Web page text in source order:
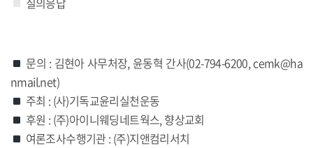
문의 : 김현아 사무처장, 윤동혁 간사(02-794-6200, cemk@ha
nmail.net)
주최 : (사)기독교윤리실천운동
후원 : (주)아이니웨딩네트웍스, 향상교회
여론조사수행기관 : (주)지앤컴리서치